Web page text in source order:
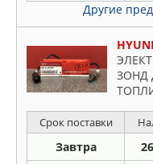
Другие
ЗОНД
Срок поставки
Завтра